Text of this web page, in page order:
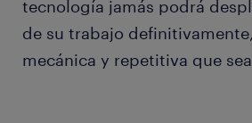
tecnología jamás podrá
de su trabajo
mecánica y repetitiva que